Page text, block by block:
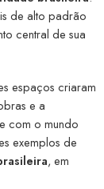
de alto padrão
central de sua
espaços criaram
e a
com o mundo
exemplos de
, em